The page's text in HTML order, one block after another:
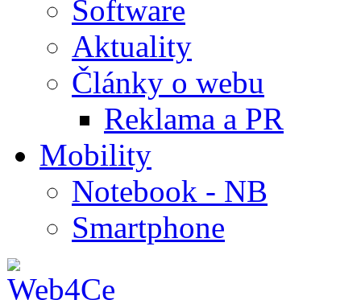
Software
Aktuality
Články o webu
Reklama a PR
Mobility
Notebook - NB
Smartphone